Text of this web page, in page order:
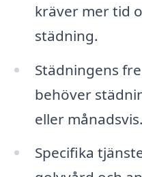
kräver mer tid
städning.
Städningens
behöver
eller månadsvis.
Specifika